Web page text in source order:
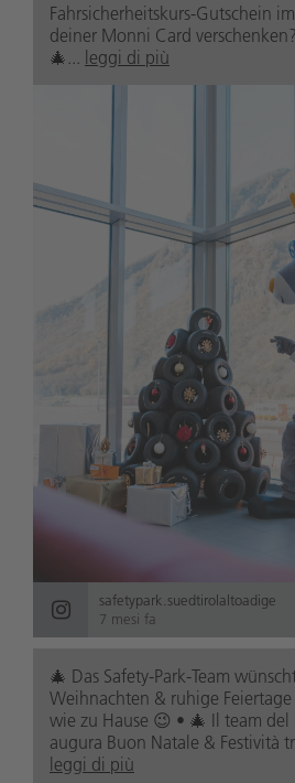
Fahrsicherheitskurs-Gutschein
deiner Monni Card
🎄... leggi di più
safetypark.suedtirolaltoadige
7 mesi fa
🎄 Das Safety-Park-Team
Weihnachten & ruhige
wie zu Hause 😉 • 🎄 Il team del
augura Buon Natale & Festività
leggi di più